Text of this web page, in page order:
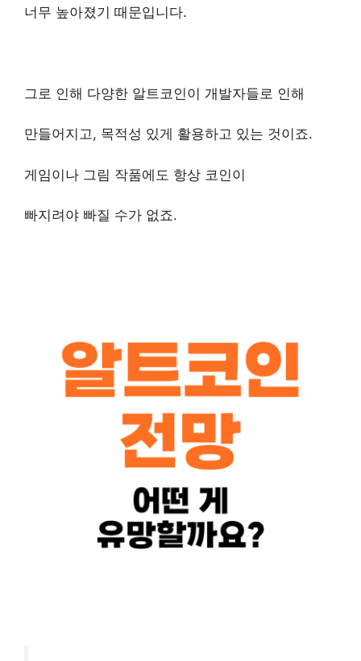
너무 높아졌기 때문입니다.
그로 인해 다양한 알트코인이 개발자들로 인해
만들어지고, 목적성 있게 활용하고 있는 것이죠.
게임이나 그림 작품에도 항상 코인이
빠지려야 빠질 수가 없죠.